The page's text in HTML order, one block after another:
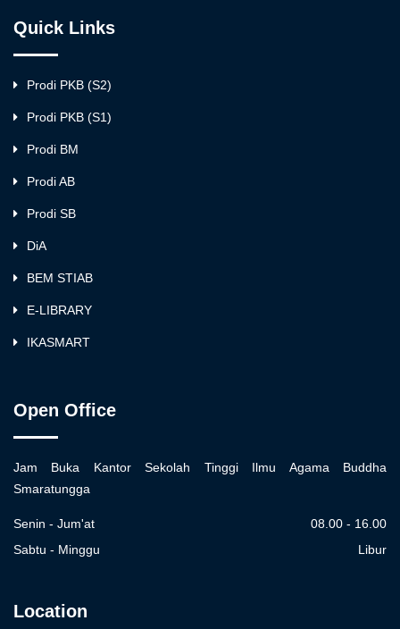
Quick Links
Prodi PKB (S2)
Prodi PKB (S1)
Prodi BM
Prodi AB
Prodi SB
DiA
BEM STIAB
E-LIBRARY
IKASMART
Open Office
Jam Buka Kantor Sekolah Tinggi Ilmu Agama Buddha
Smaratungga
Senin - Jum'at
08.00 - 16.00
Sabtu - Minggu
Libur
Location